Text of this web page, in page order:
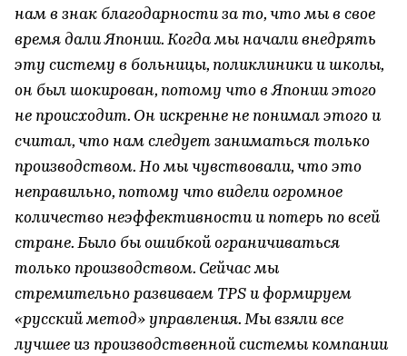
нам в знак благодарности за то, что мы в свое
время дали Японии. Когда мы начали внедрять
эту систему в больницы, поликлиники и школы,
он был шокирован, потому что в Японии этого
не происходит. Он искренне не понимал этого и
считал, что нам следует заниматься только
производством. Но мы чувствовали, что это
неправильно, потому что видели огромное
количество неэффективности и потерь по всей
стране. Было бы ошибкой ограничиваться
только производством. Сейчас мы
стремительно развиваем TPS и формируем
«русский метод» управления. Мы взяли все
лучшее из производственной системы компании